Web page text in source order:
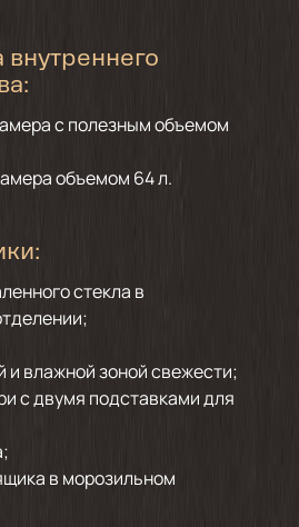
с полезным объемом
объемом 64 л.
стекла в
и влажной зоной свежести;
с двумя подставками для
в морозильном